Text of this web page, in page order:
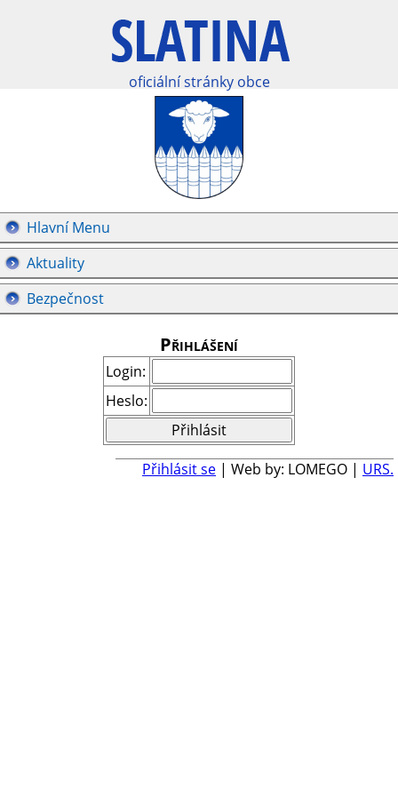
oficiální stránky obce
Hlavní Menu
Aktuality
Bezpečnost
Přihlášení
Login:
Heslo:
Přihlásit se | Web by: LOMEGO | URS.